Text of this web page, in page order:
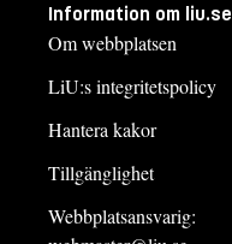
Information om liu.se
Om webbplatsen
LiU:s integritetspolicy
Hantera kakor
Tillgänglighet
Webbplatsansvarig: